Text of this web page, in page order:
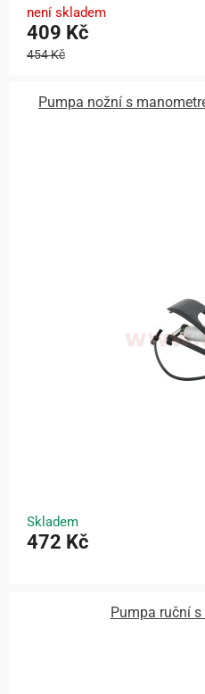
není skladem
409 Kč
454 Kč
Pumpa nožní s
Skladem
472 Kč
Pumpa ruční